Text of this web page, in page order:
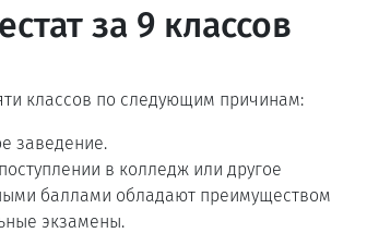
за 9 классов
классов по следующим причинам:
заведение.
в колледж или другое
баллами обладают преимуществом
экзамены.